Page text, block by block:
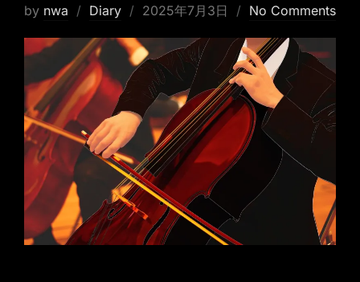
by nwa Diary
Posted
2025年7月3日 No Comments